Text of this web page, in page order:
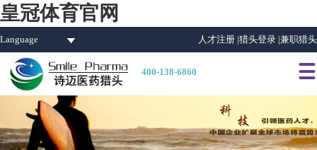
皇冠体育官网
Language 人才注册 |猎头登录 |兼职猎头
400-138-6860 